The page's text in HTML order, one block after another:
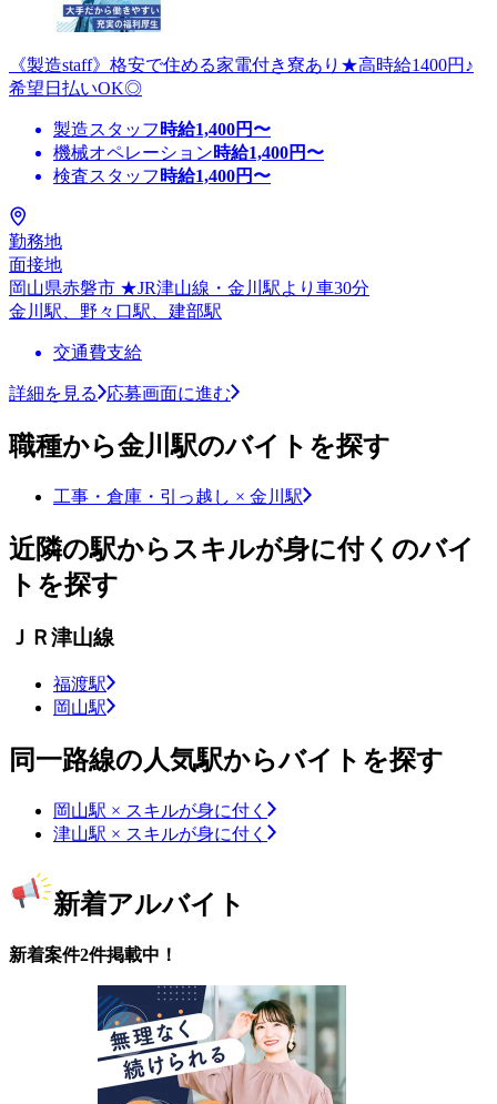
《製造staff》格安で住める家電付き寮あり★高時給1400円♪
希望日払いOK◎
製造スタッフ 時給1,400円〜
機械オペレーション時給1,400円〜
検査スタッフ 時給1,400円〜
勤務地
面接地
岡山県赤磐市 ★JR津山線・金川駅より車30分
金川駅、野々口駅、建部駅
交通費支給
詳細を見る 応募画面に進む
職種から金川駅のバイトを探す
工事・倉庫・引っ越し × 金川駅
近隣の駅からスキルが身に付くのバイ
トを探す
ＪＲ津山線
福渡駅
岡山駅
同一路線の人気駅からバイトを探す
岡山駅 × スキルが身に付く
津山駅 × スキルが身に付く
新着アルバイト
新着案件2件掲載中！